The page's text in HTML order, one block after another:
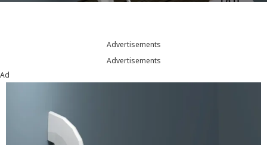
Advertisements
Advertisements
Ad